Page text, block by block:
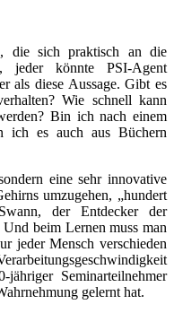
die sich praktisch an die
jeder könnte PSI-Agent
als diese Aussage. Gibt es
Wie schnell kann
Bin ich nach einem
ich es auch aus Büchern
eine sehr innovative
umzugehen, „hundert
der Entdecker der
beim Lernen muss man
jeder Mensch verschieden
Seminarteilnehmer
gelernt hat.